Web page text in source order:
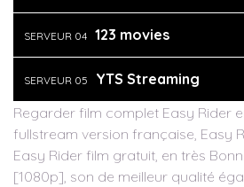
SERVEUR 04 123 movies
SERVEUR 05 YTS Streaming
Regarder film complet Easy Rider
fullstream version française, Easy
Easy Rider film gratuit, en très
[1080p], son de meilleur qualité